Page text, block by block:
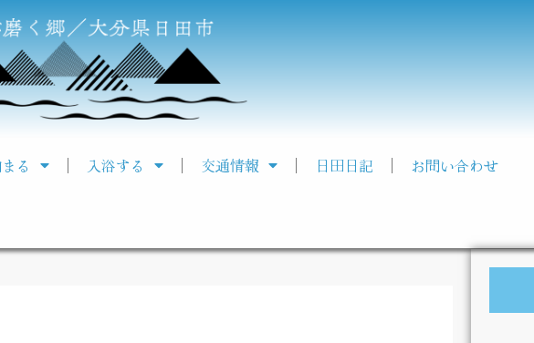
る 入浴する 交通情報 日田日記 お問い合わせ